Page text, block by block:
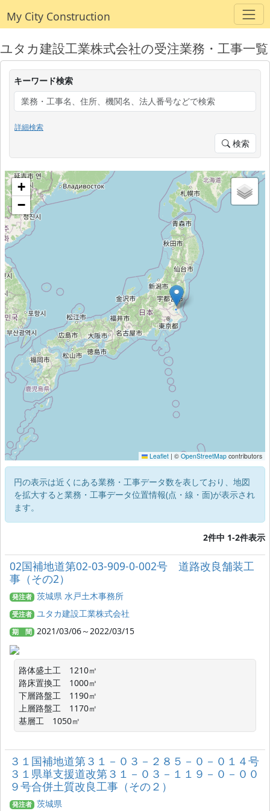
My City Construction
ユタカ建設工業株式会社の受注業務・工事一覧
キーワード検索
詳細検索
検索
+
−
Leaflet | © OpenStreetMap contributors
円の表示は近くにある業務・工事データ数を表しており、地図
を拡大すると業務・工事データ位置情報(点・線・面)が表示され
ます。
2件中 1-2件表示
02国補地道第02-03-909-0-002号 道路改良舗装工
事（その2）
発注者 茨城県 水戸土木事務所
受注者 ユタカ建設工業株式会社
期 間 2021/03/06～2022/03/15
路体盛土工　1210㎥
路床置換工　1000㎥
下層路盤工　1190㎡
上層路盤工　1170㎡
基層工　1050㎡
３１国補地道第３１－０３－２８５－０－０１４号
３１県単支援道改第３１－０３－１１９－０－００
９号合併土質改良工事（その２）
発注者 茨城県